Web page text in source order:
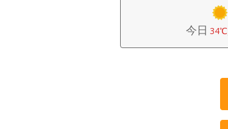
今日 34℃